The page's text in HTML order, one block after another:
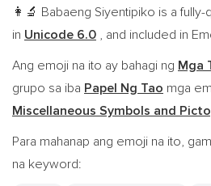
👩‍🔬 Babaeng Siyentipiko is a
in Unicode 6.0 , and included in
Ang emoji na ito ay bahagi ng Mga
grupo sa iba Papel Ng Tao mga
Miscellaneous Symbols and
Para mahanap ang emoji na ito,
na keyword: